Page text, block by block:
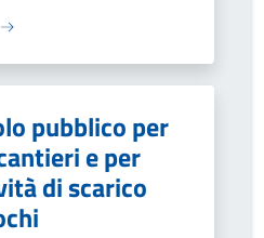
pubblico per
e per
di scarico